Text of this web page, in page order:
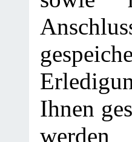
Ihnen
werden